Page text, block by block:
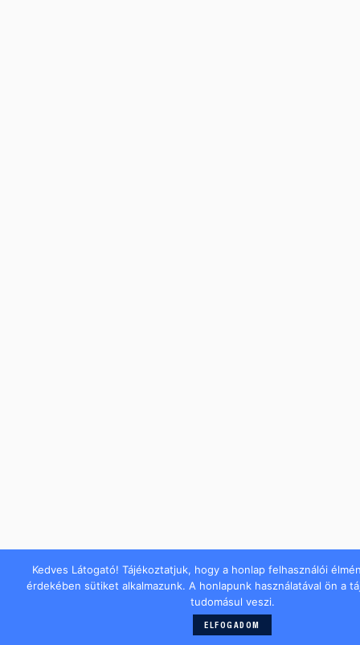
Kedves Látogató! Tájékoztatjuk, hogy a honlap felhasználói
érdekében sütiket alkalmazunk. A honlapunk használatával ön a
tudomásul veszi.
ELFOGADOM